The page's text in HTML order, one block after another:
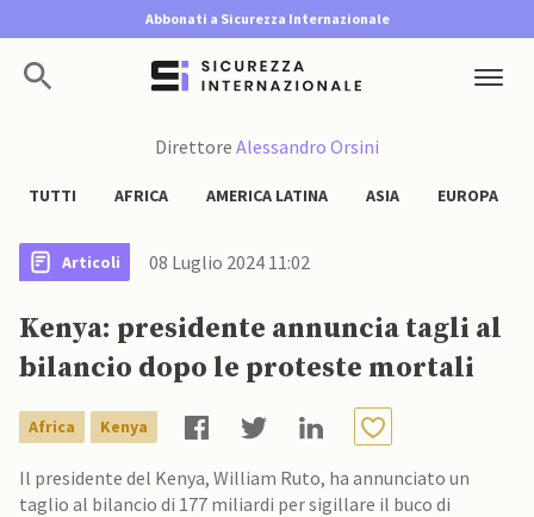
Abbonati a Sicurezza Internazionale
Direttore Alessandro Orsini
TUTTI AFRICA AMERICA LATINA ASIA EUROPA
Articoli 08 Luglio 2024 11:02
Kenya: presidente annuncia tagli al
bilancio dopo le proteste mortali
Africa Kenya
Il presidente del Kenya, William Ruto, ha annunciato un
taglio al bilancio di 177 miliardi per sigillare il buco di